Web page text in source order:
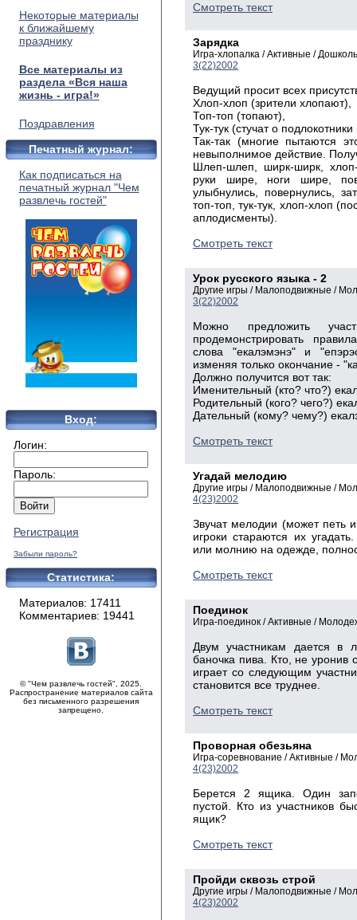
Некоторые материалы
к ближайшему
празднику
Все материалы из
раздела «Вся наша
жизнь - игра!»
Поздравления
Печатный журнал:
Как подписаться на
печатный журнал "Чем
развлечь гостей"
Вход:
Логин:
Пароль:
Регистрация
Забыли пароль?
Статистика:
Материалов: 17411
Комментариев: 19441
© "Чем развлечь гостей", 2025.
Распространение материалов сайта
без письменного разрешения
запрещено.
Смотреть текст
Зарядка
Игра-хлопалка / Активные /
3(22)2002
Ведущий просит всех
Хлоп-хлоп (зрители хлопают),
Топ-топ (топают),
Тук-тук (стучат о
Так-так (многие пытаются
невыполнимое действие.
Шлеп-шлеп, ширк-ширк, хлоп-
руки шире, ноги шире,
улыбнулись, повернулись,
топ-топ, тук-тук, хлоп-хлоп
аплодисменты).
Смотреть текст
Урок русского языка - 2
Другие игры / Малоподвижные /
3(22)2002
Можно предложить
продемонстрировать
слова "екалэмэнэ" и
изменяя только окончание -
Должно получится вот так:
Именительный (кто? что?)
Родительный (кого? чего?)
Дательный (кому? чему?)
Смотреть текст
Угадай мелодию
Другие игры / Малоподвижные /
4(23)2002
Звучат мелодии (может петь
игроки стараются их
или молнию на одежде,
Смотреть текст
Поединок
Игра-поединок / Активные /
Двум участникам дается в
баночка пива. Кто, не уронив
играет со следующим
становится все труднее.
Смотреть текст
Проворная обезьяна
Игра-соревнование / Активные /
4(23)2002
Берется 2 ящика. Один
пустой. Кто из участников
ящик?
Смотреть текст
Пройди сквозь строй
Другие игры / Малоподвижные /
4(23)2002